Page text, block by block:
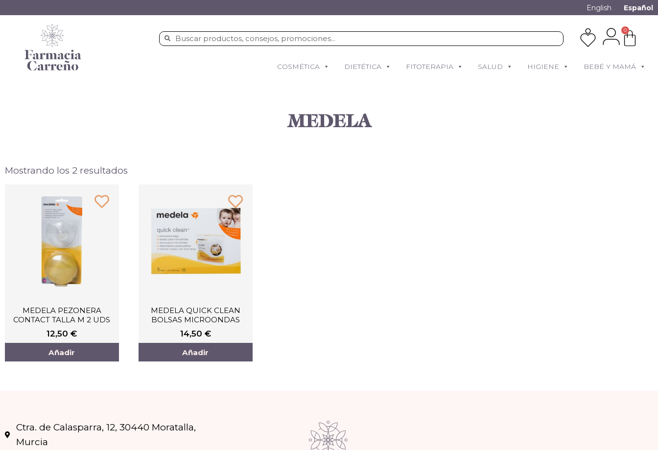
English Español
0
COSMÉTICA DIETÉTICA FITOTERAPIA SALUD HIGIENE BEBÉ Y MAMÁ
MEDELA
Mostrando los 2 resultados
MEDELA PEZONERA
CONTACT TALLA M 2 UDS
12,50€
Añadir
MEDELA QUICK CLEAN
BOLSAS MICROONDAS
14,50 €
Añadir
Ctra. de Calasparra, 12, 30440 Moratalla,
Murcia